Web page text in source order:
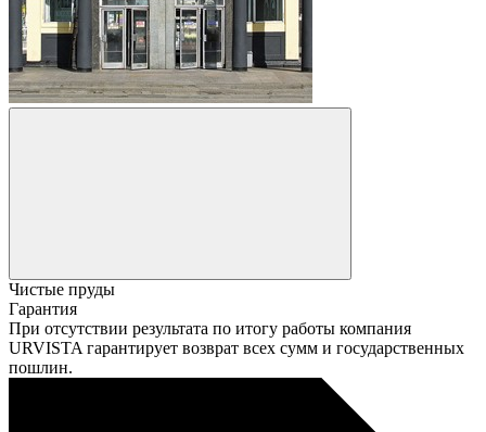
Чистые пруды
Гарантия
При отсутствии результата по итогу работы компания
URVISTA гарантирует возврат всех сумм и государственных
пошлин.